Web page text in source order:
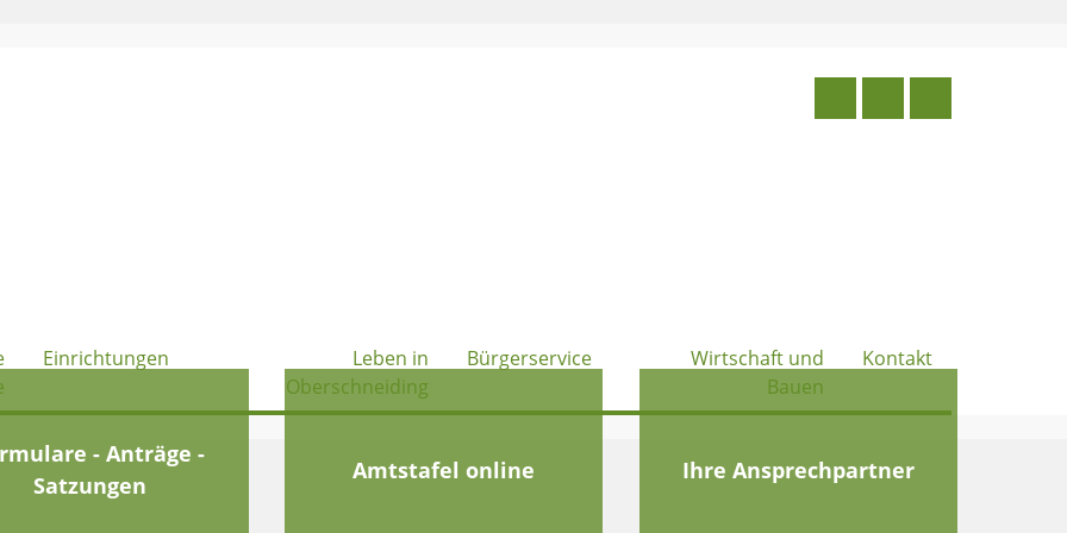
Einrichtungen
Leben in
Oberschneiding
Bürgerservice
Wirtschaft und
Bauen
Kontakt
- Anträge -
Satzungen
Amtstafel online Ihre Ansprechpartner